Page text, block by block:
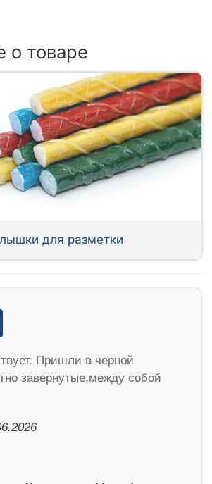
о товаре
для разметки
Пришли в черной
завернутые,между собой